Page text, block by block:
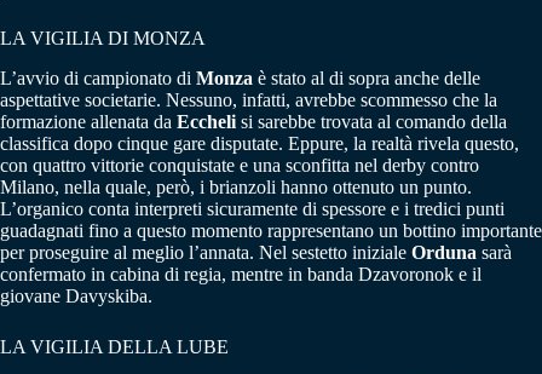
LA VIGILIA DI MONZA
L’avvio di campionato di Monza è stato al di sopra anche delle
aspettative societarie. Nessuno, infatti, avrebbe scommesso che la
formazione allenata da Eccheli si sarebbe trovata al comando della
classifica dopo cinque gare disputate. Eppure, la realtà rivela questo,
con quattro vittorie conquistate e una sconfitta nel derby contro
Milano, nella quale, però, i brianzoli hanno ottenuto un punto.
L’organico conta interpreti sicuramente di spessore e i tredici punti
guadagnati fino a questo momento rappresentano un bottino importante
per proseguire al meglio l’annata. Nel sestetto iniziale Orduna sarà
confermato in cabina di regia, mentre in banda Dzavoronok e il
giovane Davyskiba.
LA VIGILIA DELLA LUBE